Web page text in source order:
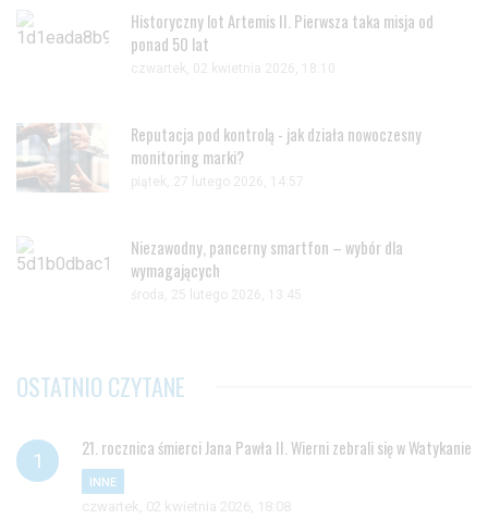
Historyczny lot Artemis II. Pierwsza taka misja od
ponad 50 lat
czwartek, 02 kwietnia 2026, 18:10
Reputacja pod kontrolą - jak działa nowoczesny
monitoring marki?
piątek, 27 lutego 2026, 14:57
Niezawodny, pancerny smartfon – wybór dla
wymagających
środa, 25 lutego 2026, 13:45
OSTATNIO CZYTANE
21. rocznica śmierci Jana Pawła II. Wierni zebrali się w Watykanie
INNE
czwartek, 02 kwietnia 2026, 18:08